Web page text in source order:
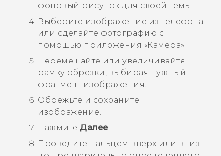
фоновый рисунок для своей темы.
Выберите изображение из телефона
или сделайте фотографию с
помощью приложения «Камера».
Перемещайте или увеличивайте
рамку обрезки, выбирая нужный
фрагмент изображения.
Обрежьте и сохраните
изображение.
Нажмите Далее.
Проведите пальцем вверх или вниз